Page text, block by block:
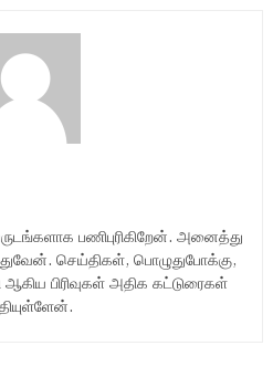
பணிபுரிகிறேன். அனைத்து
செய்திகள், பொழுதுபோக்கு,
பிரிவுகள் அதிக கட்டுரைகள்